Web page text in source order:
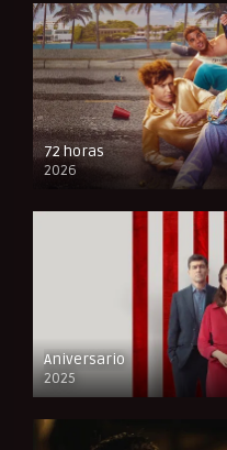
72 horas
2026
FULL HD
Aniversario
2025
FULL HD